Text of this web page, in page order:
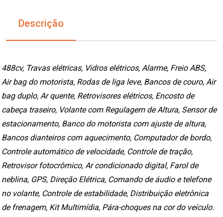
Descrição
488cv, Travas elétricas, Vidros elétricos, Alarme, Freio ABS,
Air bag do motorista, Rodas de liga leve, Bancos de couro, Air
bag duplo, Ar quente, Retrovisores elétricos, Encosto de
cabeça traseiro, Volante com Regulagem de Altura, Sensor de
estacionamento, Banco do motorista com ajuste de altura,
Bancos dianteiros com aquecimento, Computador de bordo,
Controle automático de velocidade, Controle de tração,
Retrovisor fotocrômico, Ar condicionado digital, Farol de
neblina, GPS, Direção Elétrica, Comando de áudio e telefone
no volante, Controle de estabilidade, Distribuição eletrônica
de frenagem, Kit Multimídia, Pára-choques na cor do veículo.